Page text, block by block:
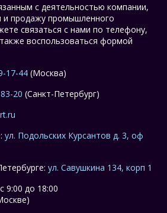
с деятельностью компании,
и продажу промышленного
связаться с нами по телефону,
воспользоваться формой
17-44 (Москва)
20 (Санкт-Петербург)
ул. Подольских Курсантов д. 3, оф
ул. Савушкина 134, корп 1
9:00 до 18:00